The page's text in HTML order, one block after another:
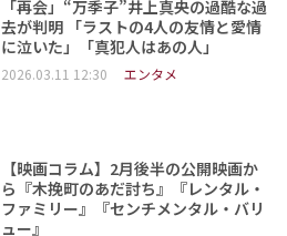
「再会」“万季子”井上真央の過酷な過
去が判明 「ラストの4人の友情と愛情
に泣いた」「真犯人はあの人」
2026.03.11 12:30 エンタメ
【映画コラム】2月後半の公開映画か
ら『木挽町のあだ討ち』『レンタル・
ファミリー』『センチメンタル・バリ
ュー』